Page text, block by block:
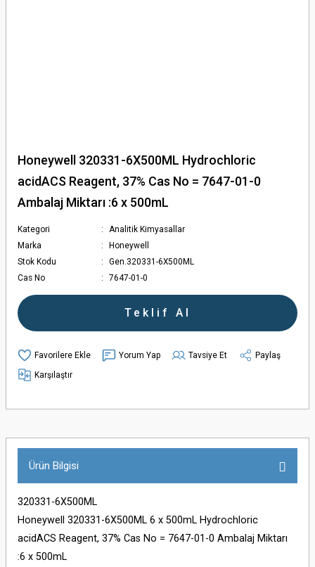
Honeywell 320331-6X500ML Hydrochloric
acidACS Reagent, 37% Cas No = 7647-01-0
Ambalaj Miktarı :6 x 500mL
Kategori
Analitik Kimyasallar
Marka
Honeywell
Stok Kodu
Gen.320331-6X500ML
Cas No
7647-01-0
Teklif Al
Yorum Yap Tavsiye Et
Paylaş
Karşılaştır
Ürün Bilgisi
320331-6X500ML
Honeywell 320331-6X500ML 6 x 500mL Hydrochloric
acidACS Reagent, 37% Cas No = 7647-01-0 Ambalaj Miktarı
:6 x 500mL